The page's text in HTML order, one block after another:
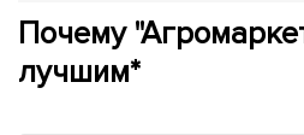
Почему
лучшим*